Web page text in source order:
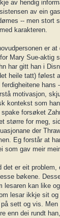
av hendig
av ein
-- men stort
karakteren.
er
Mary Sue-aktig
har gitt han i
heile tatt) følest
hans
motivasjon,
kontekst som
forsøket
større for meg,
der
Eg forstår at
som gav meir
det er eit problem,
bøkene.
kan like
lesar ikkje sit og
sett og vis.
enn dei rundt